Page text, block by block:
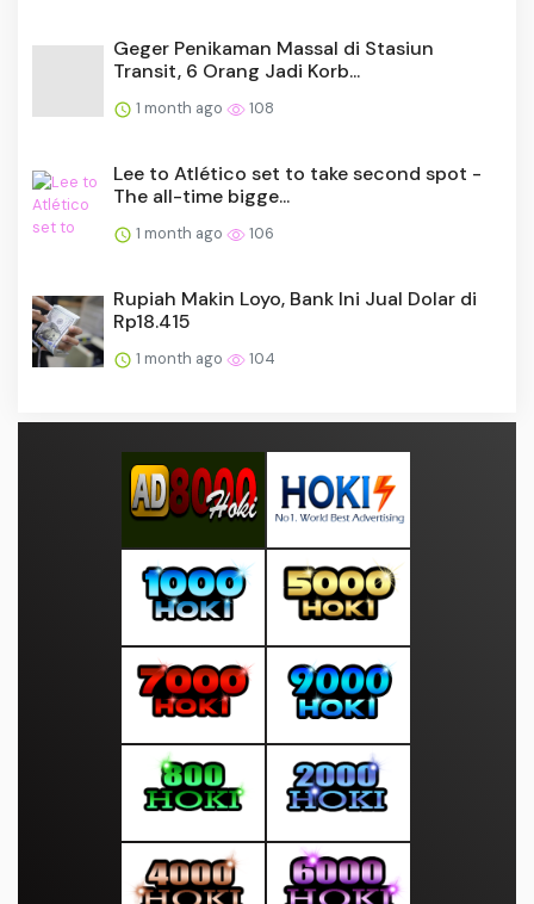
Geger Penikaman Massal di Stasiun
Transit, 6 Orang Jadi Korb...
1 month ago 108
Lee to Atlético set to take second spot -
The all-time bigge...
1 month ago 106
Rupiah Makin Loyo, Bank Ini Jual Dolar di
Rp18.415
1 month ago 104